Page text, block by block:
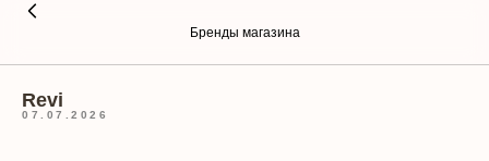
Бренды магазина
Revi
07.07.2026